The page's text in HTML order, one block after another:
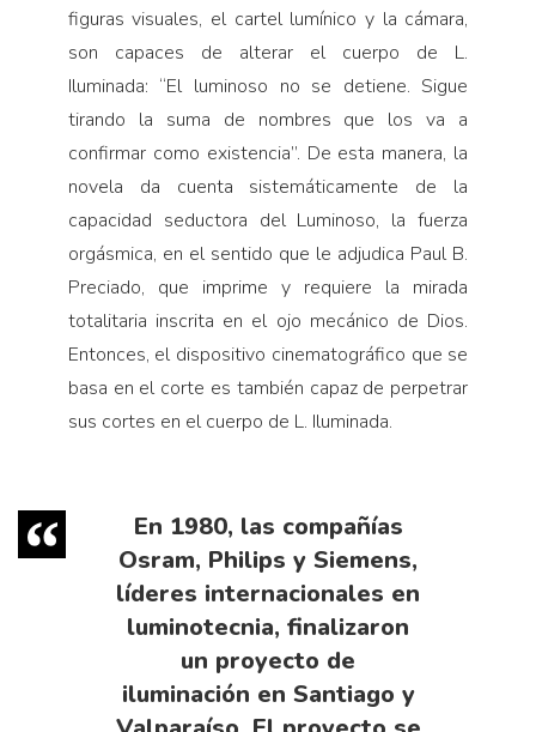
figuras visuales, el cartel lumínico y la cámara,
son capaces de alterar el cuerpo de L.
Iluminada: “El luminoso no se detiene. Sigue
tirando la suma de nombres que los va a
confirmar como existencia”. De esta manera, la
novela da cuenta sistemáticamente de la
capacidad seductora del Luminoso, la fuerza
orgásmica, en el sentido que le adjudica Paul B.
Preciado, que imprime y requiere la mirada
totalitaria inscrita en el ojo mecánico de Dios.
Entonces, el dispositivo cinematográfico que se
basa en el corte es también capaz de perpetrar
sus cortes en el cuerpo de L. Iluminada.
En 1980, las compañías
Osram, Philips y Siemens,
líderes internacionales en
luminotecnia, finalizaron
un proyecto de
iluminación en Santiago y